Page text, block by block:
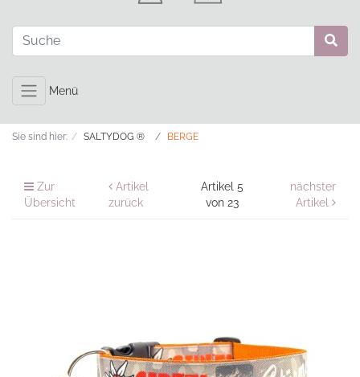
Menü
Sie sind hier: SALTYDOG ® BERGE
Zur
Übersicht
Artikel
zurück
Artikel 5
von 23
nächster
Artikel